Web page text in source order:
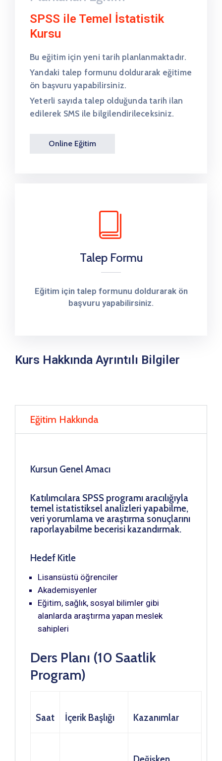
SPSS ile Temel İstatistik
Kursu
Bu eğitim için yeni tarih planlanmaktadır.
Yandaki talep formunu doldurarak eğitime
ön başvuru yapabilirsiniz.
Yeterli sayıda talep olduğunda tarih ilan
edilerek SMS ile bilgilendirileceksiniz.
Online Eğitim
Talep Formu
Eğitim için talep formunu doldurarak ön
başvuru yapabilirsiniz.
Kurs Hakkında Ayrıntılı Bilgiler
Eğitim Hakkında
Kursun Genel Amacı
Katılımcılara SPSS programı aracılığıyla
temel istatistiksel analizleri yapabilme,
veri yorumlama ve araştırma sonuçlarını
raporlayabilme becerisi kazandırmak.
Hedef Kitle
Lisansüstü öğrenciler
Akademisyenler
Eğitim, sağlık, sosyal bilimler gibi
alanlarda araştırma yapan meslek
sahipleri
Ders Planı (10 Saatlik
Program)
Saat İçerik Başlığı Kazanımlar